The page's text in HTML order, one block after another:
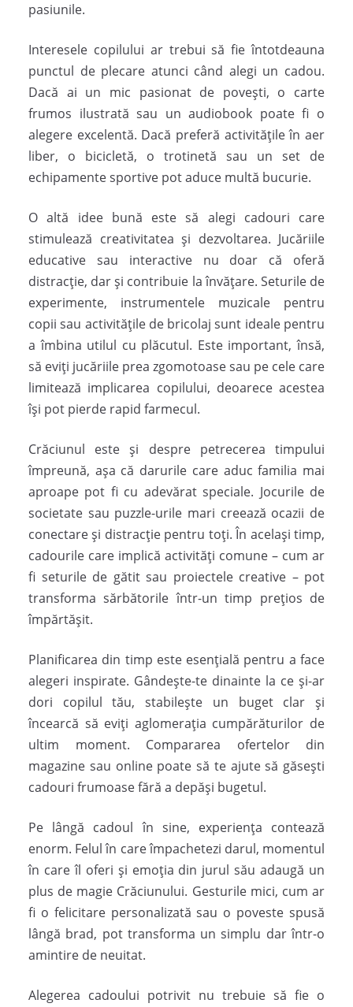
pasiunile.
Interesele copilului ar trebui să fie întotdeauna
punctul de plecare atunci când alegi un cadou.
Dacă ai un mic pasionat de povești, o carte
frumos ilustrată sau un audiobook poate fi o
alegere excelentă. Dacă preferă activitățile în aer
liber, o bicicletă, o trotinetă sau un set de
echipamente sportive pot aduce multă bucurie.
O altă idee bună este să alegi cadouri care
stimulează creativitatea și dezvoltarea. Jucăriile
educative sau interactive nu doar că oferă
distracție, dar și contribuie la învățare. Seturile de
experimente, instrumentele muzicale pentru
copii sau activitățile de bricolaj sunt ideale pentru
a îmbina utilul cu plăcutul. Este important, însă,
să eviți jucăriile prea zgomotoase sau pe cele care
limitează implicarea copilului, deoarece acestea
își pot pierde rapid farmecul.
Crăciunul este și despre petrecerea timpului
împreună, așa că darurile care aduc familia mai
aproape pot fi cu adevărat speciale. Jocurile de
societate sau puzzle-urile mari creează ocazii de
conectare și distracție pentru toți. În același timp,
cadourile care implică activități comune – cum ar
fi seturile de gătit sau proiectele creative – pot
transforma sărbătorile într-un timp prețios de
împărtășit.
Planificarea din timp este esențială pentru a face
alegeri inspirate. Gândește-te dinainte la ce și-ar
dori copilul tău, stabilește un buget clar și
încearcă să eviți aglomerația cumpărăturilor de
ultim moment. Compararea ofertelor din
magazine sau online poate să te ajute să găsești
cadouri frumoase fără a depăși bugetul.
Pe lângă cadoul în sine, experiența contează
enorm. Felul în care împachetezi darul, momentul
în care îl oferi și emoția din jurul său adaugă un
plus de magie Crăciunului. Gesturile mici, cum ar
fi o felicitare personalizată sau o poveste spusă
lângă brad, pot transforma un simplu dar într-o
amintire de neuitat.
Alegerea cadoului potrivit nu trebuie să fie o